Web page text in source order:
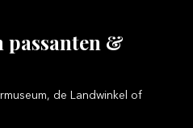
passanten &
de Landwinkel of